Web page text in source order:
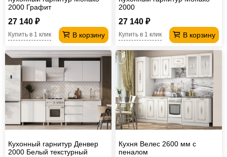
2000 Графит
27 140 ₽
В корзину
Купить в 1 клик
2000
27 140 ₽
В корзину
Купить в 1 клик
Кухонный гарнитур Денвер
2000 Белый текстурный
Кухня Велес 2600 мм с
пеналом